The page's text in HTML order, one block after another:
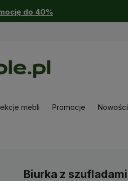
do 40%
mebli Promocje Nowości
Biurka z szufladami